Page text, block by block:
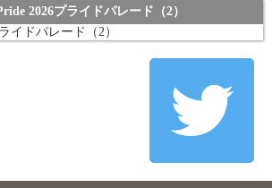
2026プライドパレード（2）